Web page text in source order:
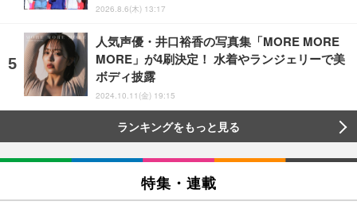
2026.8.6(木) 13:17
人気声優・井口裕香の写真集「MORE MORE
MORE」が4刷決定！ 水着やランジェリーで美
ボディ披露
2024.10.11(金) 19:15
ランキングをもっと見る
特集・連載